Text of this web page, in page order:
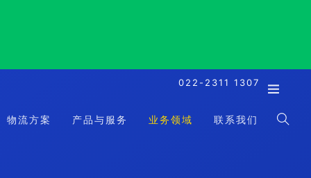
022-2311 1307
物流方案 产品与服务 业务领域 联系我们